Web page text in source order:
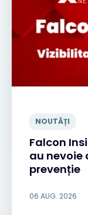
NOUTĂȚI
Falcon
au nevoie
prevenție
06 AUG. 2026